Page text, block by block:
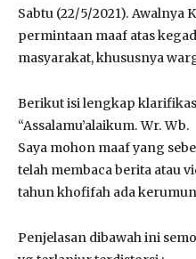
Sabtu (22/5/2021).
permintaan maaf atas
masyarakat, khususnya
Berikut isi lengkap
“Assalamu’alaikum. Wr. Wb.
Saya mohon maaf yang
telah membaca berita atau
tahun khofifah ada
Penjelasan dibawah ini